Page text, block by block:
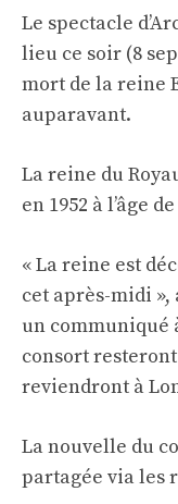
Le spectacle
lieu ce soir (8
mort de la reine
auparavant.
La reine du
en 1952 à l’âge
« La reine est
cet après-midi
un communiqué
consort
reviendront à
La nouvelle du
partagée via les